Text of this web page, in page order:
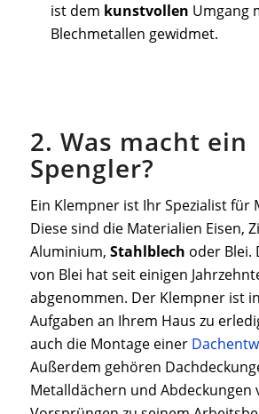
ist dem kunstvollen Umgang
Blechmetallen gewidmet.
2. Was macht ein
Spengler?
Ein Klempner ist Ihr Spezialist für
Diese sind die Materialien Eisen,
Aluminium, Stahlblech oder Blei.
von Blei hat seit einigen
abgenommen. Der Klempner ist
Aufgaben an Ihrem Haus zu
auch die Montage einer
Außerdem gehören
Metalldächern und Abdeckungen